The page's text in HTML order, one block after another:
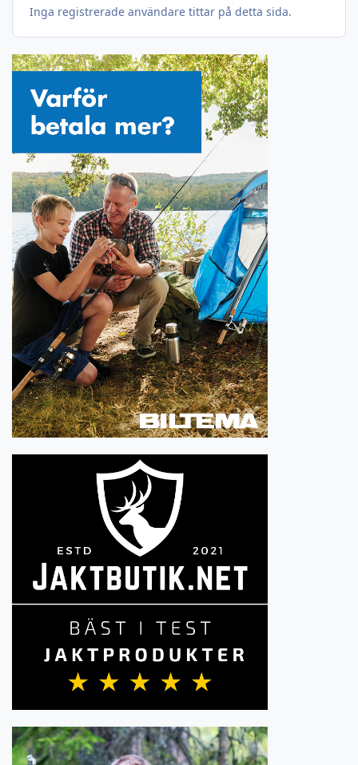
Inga registrerade användare tittar på detta sida.